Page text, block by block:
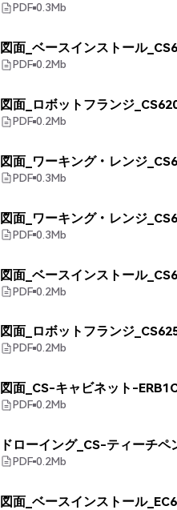
PDF 0.3Mb
図面_ベースインストール
PDF 0.2Mb
図面_ロボットフランジ
PDF 0.2Mb
図面_ワーキング・レンジ
PDF 0.3Mb
図面_ワーキング・レンジ
PDF 0.3Mb
図面_ベースインストール
PDF 0.2Mb
図面_ロボットフランジ
PDF 0.2Mb
図面_CS-キャビネット-
PDF 0.2Mb
ドローイング_CS-ティーチペ
PDF 0.2Mb
図面_ベースインストール